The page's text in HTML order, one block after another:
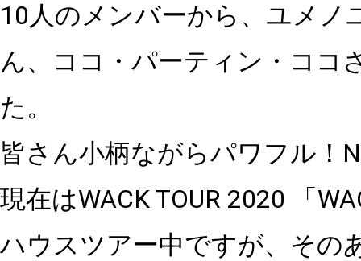
10人のメンバーから、ユメ
ん、ココ・パーティン・ココ
た。
皆さん小柄ながらパワフル！
現在はWACK TOUR 2020 「
ハウスツアー中ですが、 その